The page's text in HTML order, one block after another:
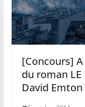
[Concours]
du roman LE
David Emton